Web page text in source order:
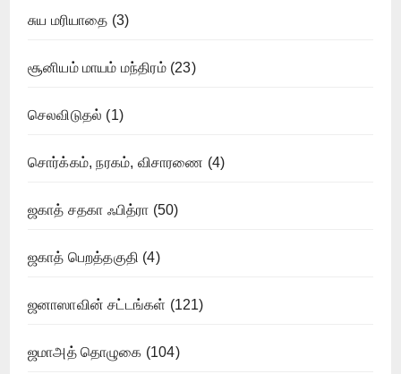
சுய மரியாதை (3)
சூனியம் மாயம் மந்திரம்(23)
செலவிடுதல் (1)
சொர்க்கம், நரகம், விசாரணை (4)
ஜகாத் சதகா ஃபித்ரா (50)
ஜகாத் பெறத்தகுதி (4)
ஜனாஸாவின் சட்டங்கள் (121)
ஜமாஅத் தொழுகை (104)